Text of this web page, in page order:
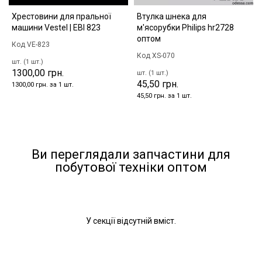
Хрестовини для пральної
машини Vestel | EBI 823
Код VE-823
шт. (1 шт.)
1300,00 грн.
1300,00 грн. за 1 шт.
Втулка шнека для
м'ясорубки Philips hr2728
оптом
Код XS-070
шт. (1 шт.)
45,50 грн.
45,50 грн. за 1 шт.
Ви переглядали запчастини для
побутової техніки оптом
У секції відсутній вміст.